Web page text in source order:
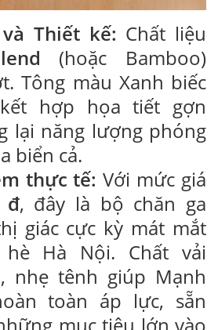
Thiết kế: Chất liệu
(hoặc Bamboo)
Tông màu Xanh biếc
hợp họa tiết gợn
lại năng lượng phóng
biển cả.
thực tế: Với mức giá
đ, đây là bộ chăn ga
giác cực kỳ mát mắt
Hà Nội. Chất vải
nhẹ tênh giúp Mạnh
toàn áp lực, sẵn